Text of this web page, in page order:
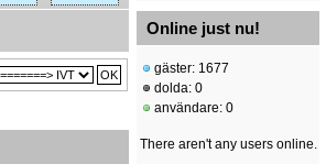
Online just nu!
gäster: 1677
dolda: 0
användare: 0
There aren't any users online.